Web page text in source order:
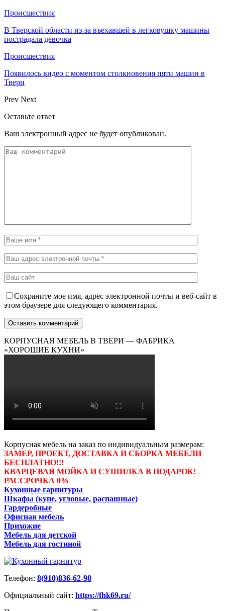
Происшествия
В Тверской области из-за въехавшей в легковушку машины
пострадала девочка
Происшествия
Появилось видео с моментом столкновения пяти машин в
Твери
Prev Next
Оставьте ответ
Ваш электронный адрес не будет опубликован.
Сохраните мое имя, адрес электронной почты и веб-сайт в
этом браузере для следующего комментария.
КОРПУСНАЯ МЕБЕЛЬ В ТВЕРИ — ФАБРИКА
«ХОРОШИЕ КУХНИ»
Корпусная мебель на заказ по индивидуальным размерам:
ЗАМЕР, ПРОЕКТ, ДОСТАВКА И СБОРКА МЕБЕЛИ
БЕСПЛАТНО!!!
КВАРЦЕВАЯ МОЙКА И СУШИЛКА В ПОДАРОК!
РАССРОЧКА 0%
Кухонные гарнитуры
Шкафы (купе, угловые, распашные)
Гардеробные
Офисная мебель
Прихожие
Мебель для детской
Мебель для гостиной
Телефон: 8(910)836-62-98
Официальный сайт: https://fhk69.ru/